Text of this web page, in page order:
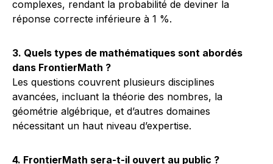
complexes, rendant la probabilité de deviner la
réponse correcte inférieure à 1 %.
3. Quels types de mathématiques sont abordés
dans FrontierMath ?
Les questions couvrent plusieurs disciplines
avancées, incluant la théorie des nombres, la
géométrie algébrique, et d’autres domaines
nécessitant un haut niveau d’expertise.
4. FrontierMath sera-t-il ouvert au public ?